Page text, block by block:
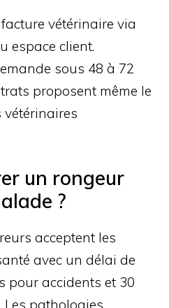
vétérinaire via
espace client.
sous 48 à 72
proposent même le
vétérinaires
un rongeur
?
acceptent les
avec un délai de
pour accidents et 30